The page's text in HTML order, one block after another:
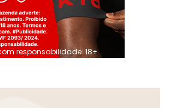
responsabilidade. 18+